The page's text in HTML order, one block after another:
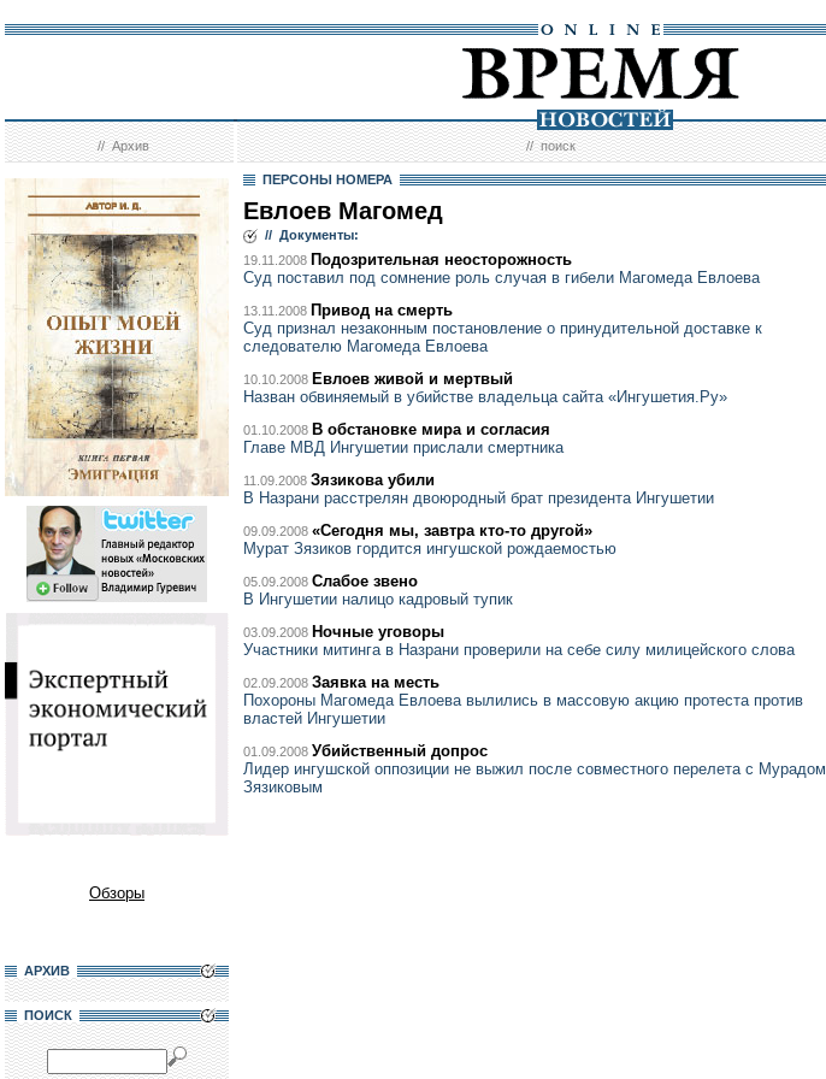
//Архив //поиск
Обзоры
АРХИВ
ПОИСК
ПЕРСОНЫ НОМЕРА
Евлоев Магомед
// Документы:
19.11.2008 Подозрительная неосторожность
Суд поставил под сомнение роль случая в гибели Магомеда Евлоева
13.11.2008 Привод на смерть
Суд признал незаконным постановление о принудительной доставке к
следователю Магомеда Евлоева
10.10.2008 Евлоев живой и мертвый
Назван обвиняемый в убийстве владельца сайта «Ингушетия.Ру»
01.10.2008 В обстановке мира и согласия
Главе МВД Ингушетии прислали смертника
11.09.2008 Зязикова убили
В Назрани расстрелян двоюродный брат президента Ингушетии
09.09.2008 «Сегодня мы, завтра кто-то другой»
Мурат Зязиков гордится ингушской рождаемостью
05.09.2008 Слабое звено
В Ингушетии налицо кадровый тупик
03.09.2008 Ночные уговоры
Участники митинга в Назрани проверили на себе силу милицейского слова
02.09.2008 Заявка на месть
Похороны Магомеда Евлоева вылились в массовую акцию протеста против
властей Ингушетии
01.09.2008 Убийственный допрос
Лидер ингушской оппозиции не выжил после совместного перелета с Мурадом
Зязиковым